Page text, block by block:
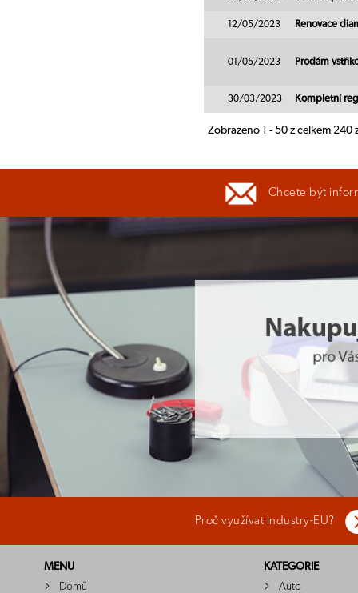
12/05/2023 Renovace
01/05/2023 Prodám
30/03/2023 Kompletní
Zobrazeno 1 - 50 z celkem 240
Chcete být
Proč využívat Industry-EU?
MENU
Domů
KATEGORIE
Auto